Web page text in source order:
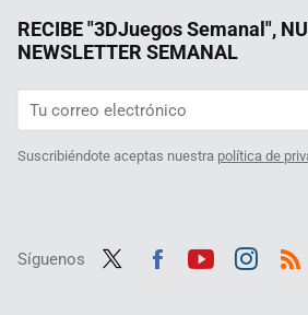
RECIBE "3DJuegos Semanal",
NEWSLETTER SEMANAL
Suscribiéndote aceptas nuestra política de
Síguenos